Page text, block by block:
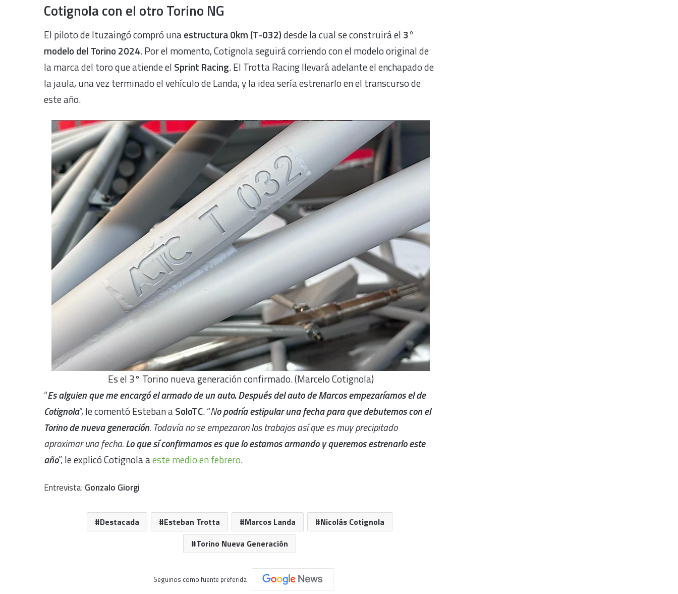
Cotignola con el otro Torino NG
El piloto de Ituzaingó compró unaestructura 0km (T-032)desde la cual se construirá el 3°
modelo del Torino 2024. Por el momento, Cotignola seguirá corriendo con el modelo original de
la marca del toro que atiende el Sprint Racing. El Trotta Racing llevará adelante el enchapado de
la jaula, una vez terminado el vehículo de Landa, y la idea sería estrenarlo en el transcurso de
este año.
Es el 3° Torino nueva generación confirmado. (Marcelo Cotignola)
“Es alguien que me encargó el armado de un auto. Después del auto de Marcos empezaríamos el de
Cotignola”, le comentó Esteban aSoloTC. “No podría estipular una fecha para que debutemos con el
Torino de nueva generación. Todavía no se empezaron los trabajos así que es muy precipitado
aproximar una fecha.Lo que sí confirmamos es que lo estamos armando y queremos estrenarlo este
año”, le explicó Cotignola aeste medio en febrero.
Entrevista: Gonzalo Giorgi
Destacada Esteban Trotta Marcos Landa
Nicolás Cotignola
Torino Nueva Generación
Seguinos como fuente preferida